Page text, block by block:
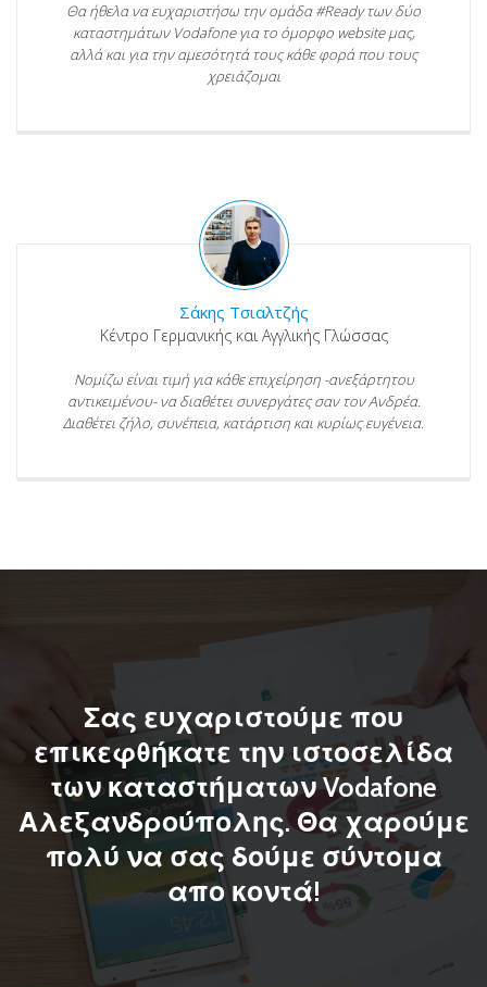
Θα ήθελα να ευχαριστήσω την ομάδα #Ready των δύο
καταστημάτων Vodafone για το όμορφο website μας,
αλλά και για την αμεσότητά τους κάθε φορά που τους
χρειάζομαι
Σάκης Τσιαλτζής
Κέντρο Γερμανικής και Αγγλικής Γλώσσας
Νομίζω είναι τιμή για κάθε επιχείρηση -ανεξάρτητου
αντικειμένου- να διαθέτει συνεργάτες σαν τον Ανδρέα.
Διαθέτει ζήλο, συνέπεια, κατάρτιση και κυρίως ευγένεια.
Σας ευχαριστούμε που
επικεφθήκατε την ιστοσελίδα
των καταστήματων Vodafone
Αλεξανδρούπολης. Θα χαρούμε
πολύ να σας δούμε σύντομα
απο κοντά!